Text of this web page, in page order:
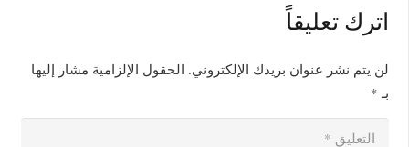
اترك تعليقاً
لن يتم نشر عنوان بريدك الإلكتروني. الحقول الإلزامية مشار إليها
بـ *